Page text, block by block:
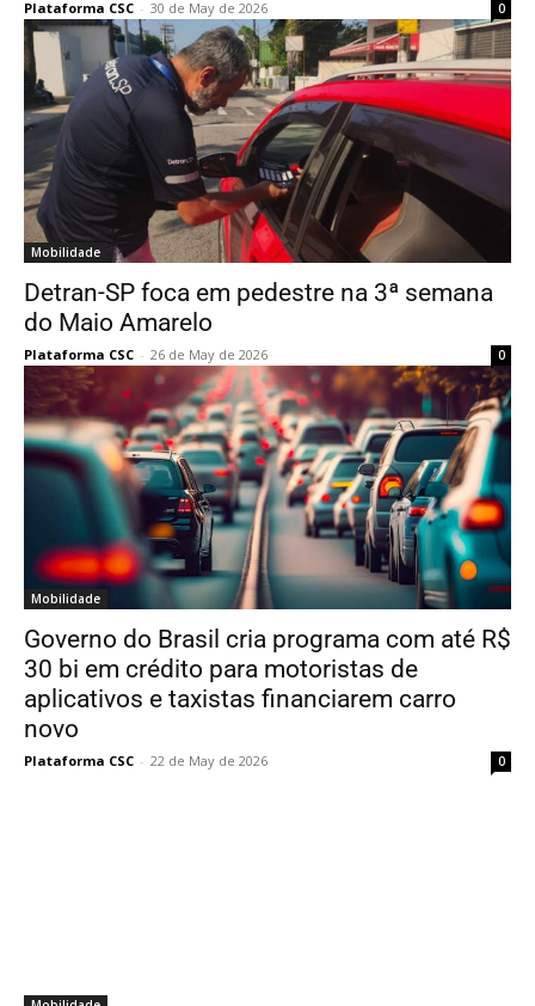
Plataforma CSC - 30 de May de 2026 0
Mobilidade
Detran-SP foca em pedestre na 3ª semana
do Maio Amarelo
Plataforma CSC - 26 de May de 2026 0
Mobilidade
Governo do Brasil cria programa com até R$
30 bi em crédito para motoristas de
aplicativos e taxistas financiarem carro
novo
Plataforma CSC - 22 de May de 2026 0